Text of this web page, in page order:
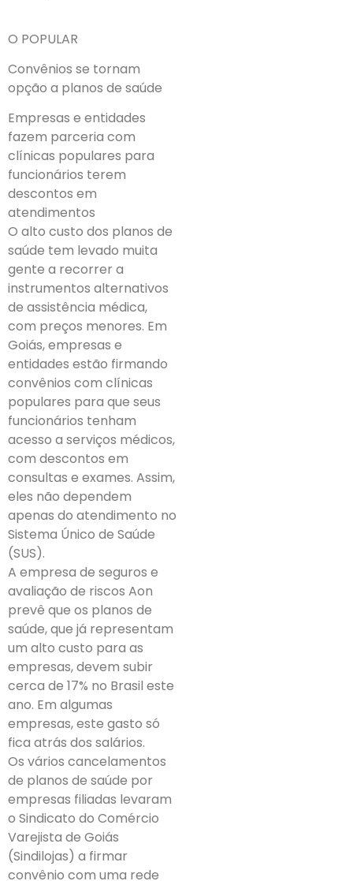
O POPULAR
Convênios se tornam
opção a planos de saúde
Empresas e entidades
fazem parceria com
clínicas populares para
funcionários terem
descontos em
atendimentos
O alto custo dos planos de
saúde tem levado muita
gente a recorrer a
instrumentos alternativos
de assistência médica,
com preços menores. Em
Goiás, empresas e
entidades estão firmando
convênios com clínicas
populares para que seus
funcionários tenham
acesso a serviços médicos,
com descontos em
consultas e exames. Assim,
eles não dependem
apenas do atendimento no
Sistema Único de Saúde
(SUS).
A empresa de seguros e
avaliação de riscos Aon
prevê que os planos de
saúde, que já representam
um alto custo para as
empresas, devem subir
cerca de 17% no Brasil este
ano. Em algumas
empresas, este gasto só
fica atrás dos salários.
Os vários cancelamentos
de planos de saúde por
empresas filiadas levaram
o Sindicato do Comércio
Varejista de Goiás
(Sindilojas) a firmar
convênio com uma rede